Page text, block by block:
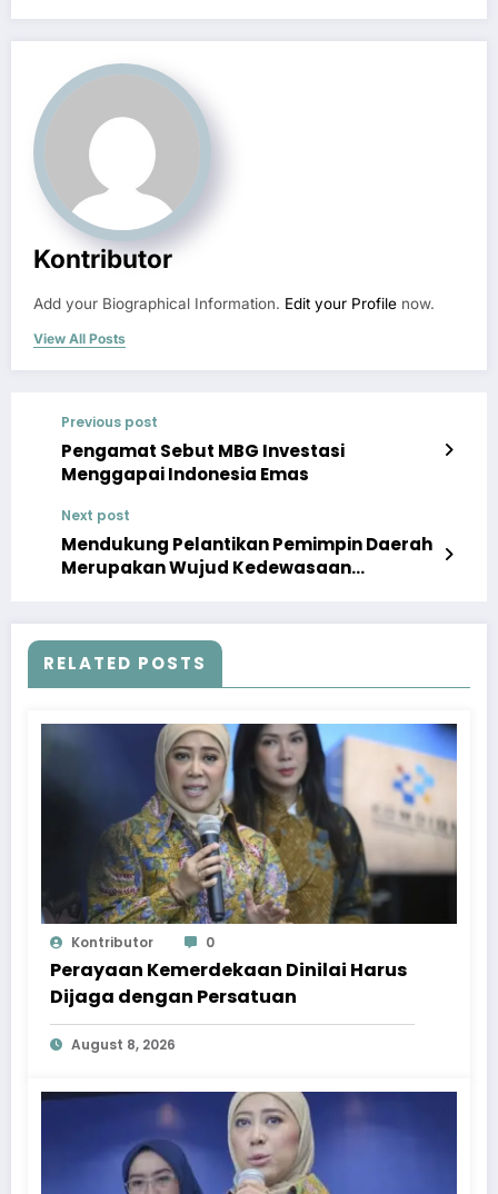
Kontributor
Add your Biographical Information. Edit your Profile now.
View All Posts
Previous post
Pengamat Sebut MBG Investasi
Menggapai Indonesia Emas
Next post
Mendukung Pelantikan Pemimpin Daerah
Merupakan Wujud Kedewasaan
RELATED POSTS
Kontributor 0
Perayaan Kemerdekaan Dinilai Harus
Dijaga dengan Persatuan
August 8, 2026